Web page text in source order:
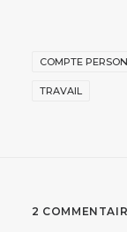
COMPTE
TRAVAIL
2